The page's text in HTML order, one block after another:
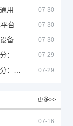
07-30
07-30
07-30
07-29
07-29
更多>>
07-16